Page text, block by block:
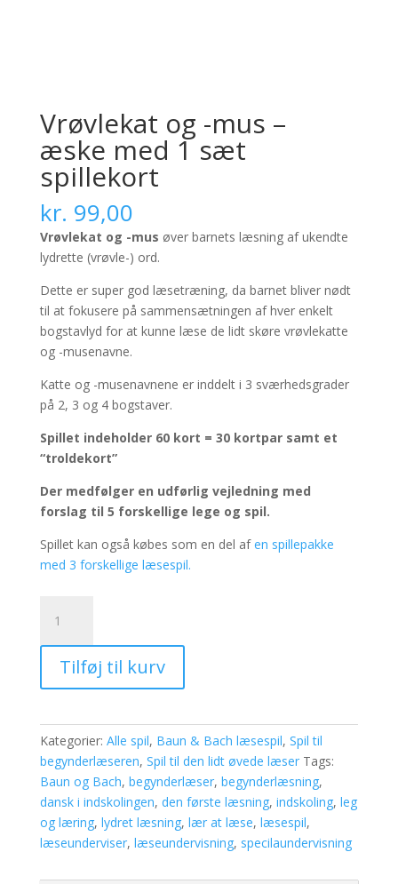
Vrøvlekat og -mus –
æske med 1 sæt
spillekort
kr. 99,00
Vrøvlekat og -mus øver barnets læsning af ukendte
lydrette (vrøvle-) ord.
Dette er super god læsetræning, da barnet bliver nødt
til at fokusere på sammensætningen af hver enkelt
bogstavlyd for at kunne læse de lidt skøre vrøvlekatte
og -musenavne.
Katte og -musenavnene er inddelt i 3 sværhedsgrader
på 2, 3 og 4 bogstaver.
Spillet indeholder 60 kort = 30 kortpar samt et
“troldekort”
Der medfølger en udførlig vejledning med
forslag til 5 forskellige lege og spil.
Spillet kan også købes som en del afen spillepakke
med 3 forskellige læsespil.
-
mus
-
med
1
sæt
spillekort
antal
Tilføj til kurv
Kategorier: Alle spil, Baun & Bach læsespil, Spil til
begynderlæseren, Spil til den lidt øvede læser Tags:
Baun og Bach, begynderlæser, begynderlæsning,
dansk i indskolingen, den første læsning, indskoling, leg
og læring, lydret læsning, lær at læse, læsespil,
læseunderviser, læseundervisning, specilaundervisning